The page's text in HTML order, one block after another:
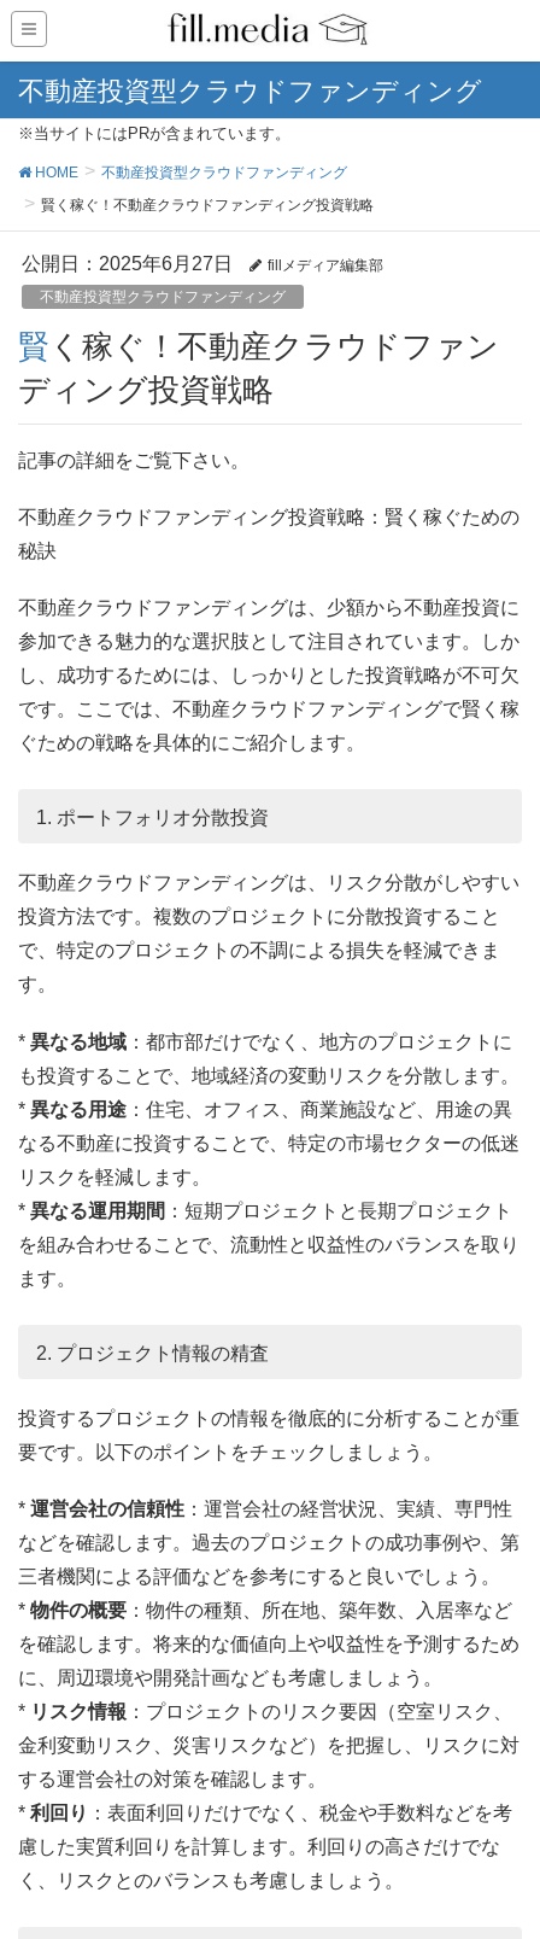
不動産投資型クラウドファンディング
※当サイトにはPRが含まれています。
HOME
不動産投資型クラウドファンディング
賢く稼ぐ！不動産クラウドファンディング投資戦略
公開日： 2025年6月27日
fillメディア編集部
不動産投資型クラウドファンディング
賢く稼ぐ！不動産クラウドファン
ディング投資戦略
記事の詳細をご覧下さい。
不動産クラウドファンディング投資戦略：賢く稼ぐための
秘訣
不動産クラウドファンディングは、少額から不動産投資に
参加できる魅力的な選択肢として注目されています。しか
し、成功するためには、しっかりとした投資戦略が不可欠
です。ここでは、不動産クラウドファンディングで賢く稼
ぐための戦略を具体的にご紹介します。
1. ポートフォリオ分散投資
不動産クラウドファンディングは、リスク分散がしやすい
投資方法です。複数のプロジェクトに分散投資すること
で、特定のプロジェクトの不調による損失を軽減できま
す。
* 異なる地域 ：都市部だけでなく、地方のプロジェクトに
も投資することで、地域経済の変動リスクを分散します。
* 異なる用途 ：住宅、オフィス、商業施設など、用途の異
なる不動産に投資することで、特定の市場セクターの低迷
リスクを軽減します。
* 異なる運用期間 ：短期プロジェクトと長期プロジェクト
を組み合わせることで、流動性と収益性のバランスを取り
ます。
2. プロジェクト情報の精査
投資するプロジェクトの情報を徹底的に分析することが重
要です。以下のポイントをチェックしましょう。
* 運営会社の信頼性 ：運営会社の経営状況、実績、専門性
などを確認します。過去のプロジェクトの成功事例や、第
三者機関による評価などを参考にすると良いでしょう。
* 物件の概要 ：物件の種類、所在地、築年数、入居率など
を確認します。将来的な価値向上や収益性を予測するため
に、周辺環境や開発計画なども考慮しましょう。
* リスク情報 ：プロジェクトのリスク要因（空室リスク、
金利変動リスク、災害リスクなど）を把握し、リスクに対
する運営会社の対策を確認します。
* 利回り ：表面利回りだけでなく、税金や手数料などを考
慮した実質利回りを計算します。利回りの高さだけでな
く、リスクとのバランスも考慮しましょう。